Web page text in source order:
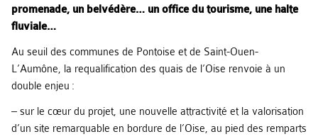
promenade, un belvédère… un office du tourisme, une halte
fluviale…
Au seuil des communes de Pontoise et de Saint-Ouen-
L’Aumône, la requalification des quais de l’Oise renvoie à un
double enjeu :
– sur le cœur du projet, une nouvelle attractivité et la valorisation
d’un site remarquable en bordure de l’Oise, au pied des remparts